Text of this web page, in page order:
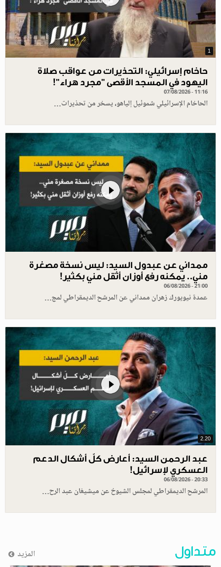
1
حاخام إسرائيلي: التحذيرات من عواقب صلاة
اليهود في المسجد الأقصى "مجرد هراء"!
07/08/2026 - 11:16
الحاخام الإسرائيلي شموئيل إلياهو، يسخر من تحذيرات…
ممداني عن عبدول السيد: ليس نسخة مصغرة
مني.. يمكنه رفع أوزان أثقل مني بكثير!
06/08/2026 - 21:00
عمدة نيويورك زهران ممداني عن المرشح الديمقراطي لمج…
2.20
عبد الرحمن السيد: أعارض كلّ أشكال الدعم
العسكري لإسرائيل!
06/08/2026 - 20:33
المرشح الديمقراطي لمجلس الشيوخ عن ميشيغان عبد الرح…
متداول المزيد